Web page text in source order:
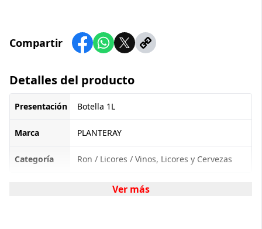
Compartir
Detalles del producto
Presentación Botella 1L
Marca PLANTERAY
Categoría Ron / Licores / Vinos, Licores y Cervezas
Ver más